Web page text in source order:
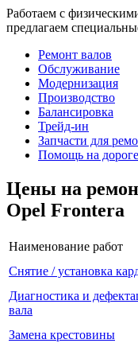
Работаем с
предлагаем
Ремонт валов
Обслуживание
Модернизация
Производство
Балансировка
Трейд-ин
Запчасти для
Помощь на дороге
Цены на
Opel Frontera
Наименование работ
Снятие / установка
Диагностика и
вала
Замена крестовины